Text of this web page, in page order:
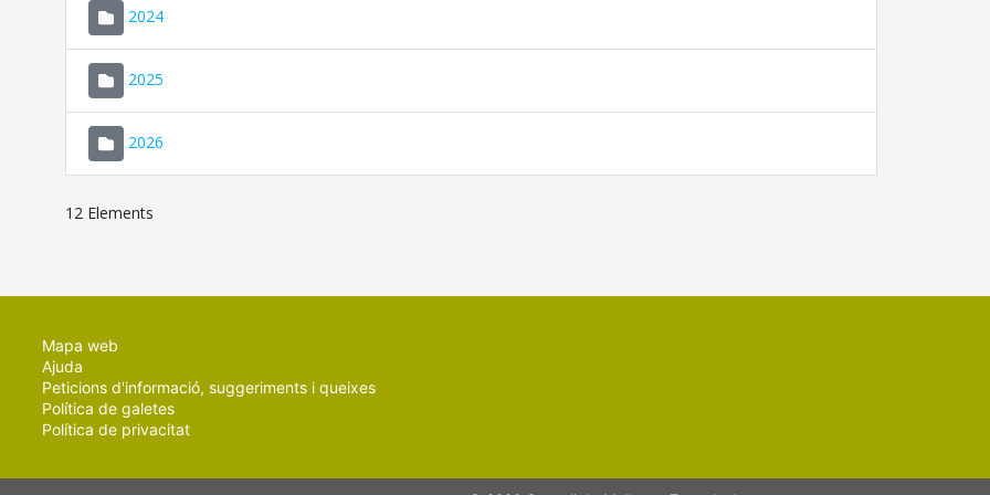
2024
2025
2026
12 Elements
Mapa web
Ajuda
Peticions d'informació, suggeriments i queixes
Política de galetes
Política de privacitat